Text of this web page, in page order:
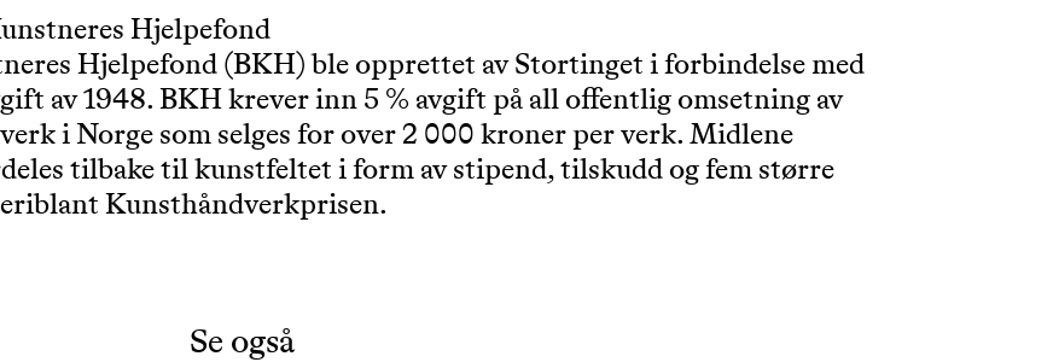
Hjelpefond
Hjelpefond (BKH) ble opprettet av Stortinget i forbindelse med
av 1948. BKH krever inn 5 % avgift på all offentlig omsetning av
i Norge som selges for over 2 000 kroner per verk. Midlene
tilbake til kunstfeltet i form av stipend, tilskudd og fem større
Kunsthåndverkprisen.
Se også